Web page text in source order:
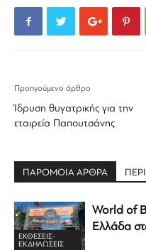
Προηγούμενο άρθρο
Ίδρυση θυγατρικής για την
εταιρεία Παπουτσάνης
ΠΑΡΟΜΟΙΑ ΑΡΘΡΑ
ΕΚΘΈΣΕΙΣ-
ΕΚΔΗΛΏΣΕΙΣ
World of
Ελλάδα